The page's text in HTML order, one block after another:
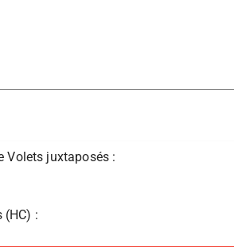
Volets juxtaposés:
(HC) :